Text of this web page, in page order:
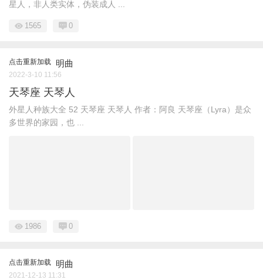
星人，非人类实体，伪装成人 ...
1565 0
点击重新加载 明曲
2022-3-10 11:56
天琴座 天琴人
外星人种族大全 ​52 天琴座 天琴人 作者：阿良 天琴座（Lyra）是众
多世界的家园，也 ...
1986 0
点击重新加载 明曲
2021-12-13 11:31